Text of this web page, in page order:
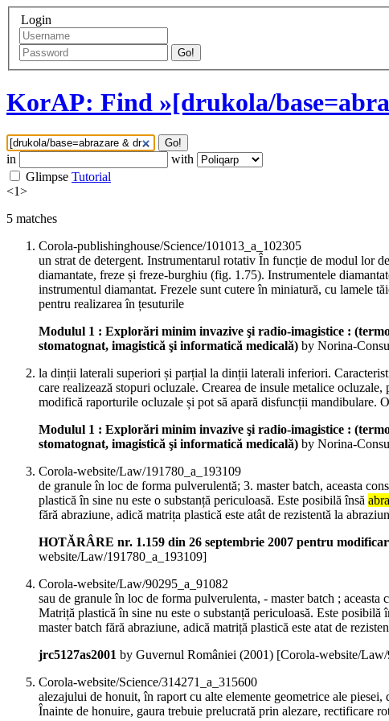
Login
Go!
KorAP: Find »[drukola/
Go!
in
with
Glimpse Tutorial
<1>
5 matches
Corola-publishinghouse/Science/101013_a_102305
un strat de detergent. Instrumentarul rotativ În funcție de modul lor
diamantate, freze și freze-burghiu (fig. 1.75). Instrumentele
instrumentul diamantat. Frezele sunt cutere în miniatură, cu lamele
pentru realizarea în țesuturile
Modulul 1 : Explorări minim invazive şi radio-imagistice :
stomatognat, imagistică şi informatică medicală) by Norina-
la dinții laterali superiori și parțial la dinții laterali inferiori.
care realizează stopuri ocluzale. Crearea de insule metalice ocluzale,
modifică raporturile ocluzale și pot să apară disfuncții
Modulul 1 : Explorări minim invazive şi radio-imagistice :
stomatognat, imagistică şi informatică medicală) by Norina-
Corola-website/Law/191780_a_193109
de granule în loc de forma pulverulentă; 3. master batch, aceasta
plastică în sine nu este o substanță periculoasă. Este posibilă însă
fără abraziune, adică matrița plastică este atât de rezistentă la
HOTĂRÂRE nr. 1.159 din 26 septembrie 2007 pentru
website/Law/191780_a_193109]
Corola-website/Law/90295_a_91082
sau de granule în loc de forma pulverulenta, - master batch ;
Matriță plastică în sine nu este o substanță periculoasă. Este posibilă
master batch fără abraziune, adică matriță plastică este atat de
jrc5127as2001 by Guvernul României (2001) [Corola-website/
Corola-website/Science/314271_a_315600
alezajului de honuit, în raport cu alte elemente geometrice ale
Înainte de honuire, gaura trebuie prelucrată prin alezare, rectificare